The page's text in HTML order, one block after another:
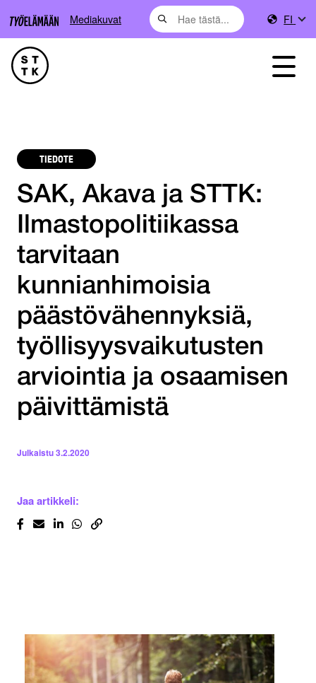
Mediakuvat FI
TIEDOTE
SAK, Akava ja STTK:
Ilmastopolitiikassa
tarvitaan
kunnianhimoisia
päästövähennyksiä,
työllisyysvaikutusten
arviointia ja osaamisen
päivittämistä
Julkaistu3.2.2020
Jaa artikkeli: